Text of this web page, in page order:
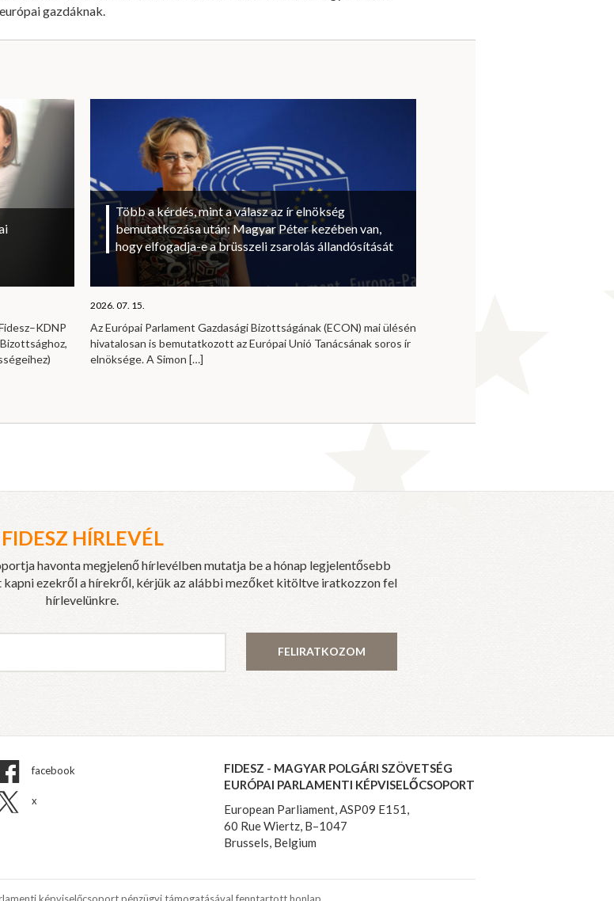
gazdáknak.
Több a kérdés, mint a válasz az ír elnökség
bemutatkozása után: Magyar Péter kezében van,
hogy elfogadja-e a brüsszeli zsarolás állandósítását
2026. 07. 15.
Az Európai Parlament Gazdasági Bizottságának (ECON) mai ülésén
hivatalosan is bemutatkozott az Európai Unió Tanácsának soros ír
elnöksége. A Simon […]
FIDESZ HÍRLEVÉL
havonta megjelenő hírlevélben mutatja be a hónap legjelentősebb
kapni ezekről a hírekről, kérjük az alábbi mezőket kitöltve iratkozzon fel
hírlevelünkre.
FELIRATKOZOM
facebook
x
FIDESZ - MAGYAR POLGÁRI SZÖVETSÉG
EURÓPAI PARLAMENTI KÉPVISELŐCSOPORT
European Parliament, ASP09 E151,
60 Rue Wiertz, B–1047
Brussels, Belgium